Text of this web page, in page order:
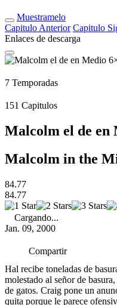
Muestramelo
Capitulo Anterior Capitulo
Enlaces de descarga
7 Temporadas
151 Capitulos
Malcolm el de en
Malcolm in the
84.77
84.77
Cargando...
Jan. 09, 2000
Compartir
Hal recibe toneladas de
molestado al señor de
de gatos. Craig pone un
quita porque le parece